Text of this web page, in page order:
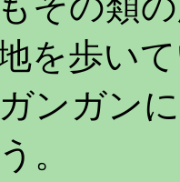
を歩い
ンガン
。